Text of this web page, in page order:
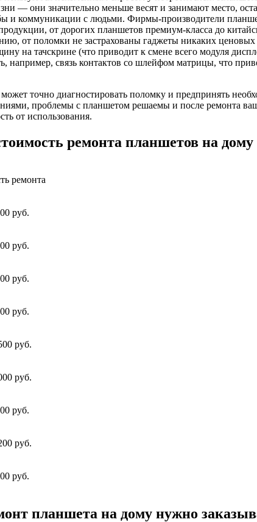
— они значительно меньше весят и занимают место,
и коммуникации с людьми. Фирмы-производители
от дорогих планшетов премиум-класса до
от поломки не застрахованы гаджеты никаких ценовых
на тачскрине (что приводит к смене всего модуля
например, связь контактов со шлейфом матрицы, что
точно диагностировать поломку и предпринять
проблемы с планшетом решаемы и после ремонта
от использования.
ремонта планшетов на дому
ремонта
руб.
руб.
руб.
руб.
руб.
руб.
руб.
руб.
руб.
планшета на дому нужно